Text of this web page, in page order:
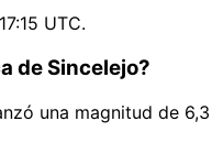
UTC.
de Sincelejo?
una magnitud de